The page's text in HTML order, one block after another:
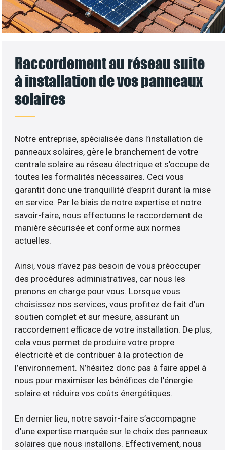
Raccordement au réseau suite
à installation de vos panneaux
solaires
Notre entreprise, spécialisée dans l’installation de
panneaux solaires, gère le branchement de votre
centrale solaire au réseau électrique et s’occupe de
toutes les formalités nécessaires. Ceci vous
garantit donc une tranquillité d’esprit durant la mise
en service. Par le biais de notre expertise et notre
savoir-faire, nous effectuons le raccordement de
manière sécurisée et conforme aux normes
actuelles.
Ainsi, vous n’avez pas besoin de vous préoccuper
des procédures administratives, car nous les
prenons en charge pour vous. Lorsque vous
choisissez nos services, vous profitez de fait d’un
soutien complet et sur mesure, assurant un
raccordement efficace de votre installation. De plus,
cela vous permet de produire votre propre
électricité et de contribuer à la protection de
l’environnement. N’hésitez donc pas à faire appel à
nous pour maximiser les bénéfices de l’énergie
solaire et réduire vos coûts énergétiques.
En dernier lieu, notre savoir-faire s’accompagne
d’une expertise marquée sur le choix des panneaux
solaires que nous installons. Effectivement, nous